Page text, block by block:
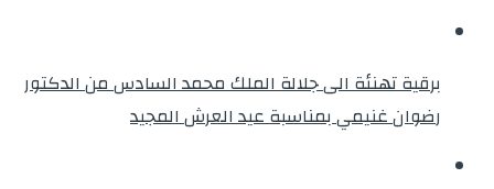
برقية تهنئة الى جلالة الملك محمد السادس من الدكتور
رضوان غنيمي بمناسبة عيد العرش المجيد